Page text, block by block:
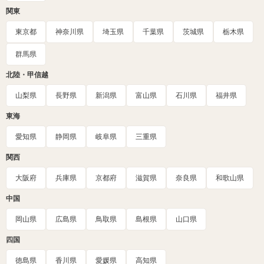
関東
東京都 神奈川県 埼玉県 千葉県 茨城県 栃木県
群馬県
北陸・甲信越
山梨県 長野県 新潟県 富山県 石川県 福井県
東海
愛知県 静岡県 岐阜県 三重県
関西
大阪府 兵庫県 京都府 滋賀県 奈良県 和歌山県
中国
岡山県 広島県 鳥取県 島根県 山口県
四国
徳島県 香川県 愛媛県 高知県